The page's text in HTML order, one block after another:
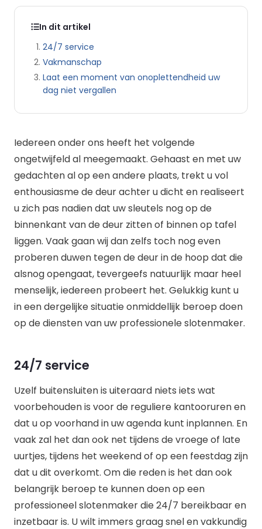
In dit artikel
24/7 service
Vakmanschap
Laat een moment van onoplettendheid uw
dag niet vergallen
Iedereen onder ons heeft het volgende
ongetwijfeld al meegemaakt. Gehaast en met uw
gedachten al op een andere plaats, trekt u vol
enthousiasme de deur achter u dicht en realiseert
u zich pas nadien dat uw sleutels nog op de
binnenkant van de deur zitten of binnen op tafel
liggen. Vaak gaan wij dan zelfs toch nog even
proberen duwen tegen de deur in de hoop dat die
alsnog opengaat, tevergeefs natuurlijk maar heel
menselijk, iedereen probeert het. Gelukkig kunt u
in een dergelijke situatie onmiddellijk beroep doen
op de diensten van uw professionele slotenmaker.
24/7 service
Uzelf buitensluiten is uiteraard niets iets wat
voorbehouden is voor de reguliere kantooruren en
dat u op voorhand in uw agenda kunt inplannen. En
vaak zal het dan ook net tijdens de vroege of late
uurtjes, tijdens het weekend of op een feestdag zijn
dat u dit overkomt. Om die reden is het dan ook
belangrijk beroep te kunnen doen op een
professioneel slotenmaker die 24/7 bereikbaar en
inzetbaar is. U wilt immers graag snel en vakkundig